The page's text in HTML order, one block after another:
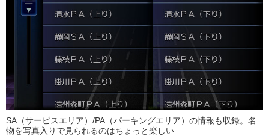
SA（サービスエリア）/PA（パーキングエリア）の情報も収録。名
物を写真入りで見られるのはちょっと楽しい